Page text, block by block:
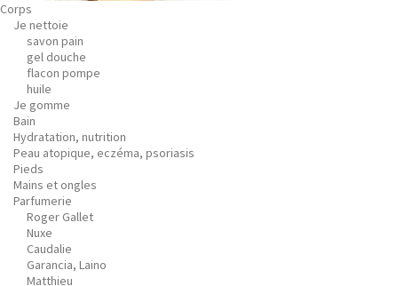
Corps
Je nettoie
savon pain
gel douche
flacon pompe
huile
Je gomme
Bain
Hydratation, nutrition
Peau atopique, eczéma, psoriasis
Pieds
Mains et ongles
Parfumerie
Roger Gallet
Nuxe
Caudalie
Garancia, Laino
Matthieu